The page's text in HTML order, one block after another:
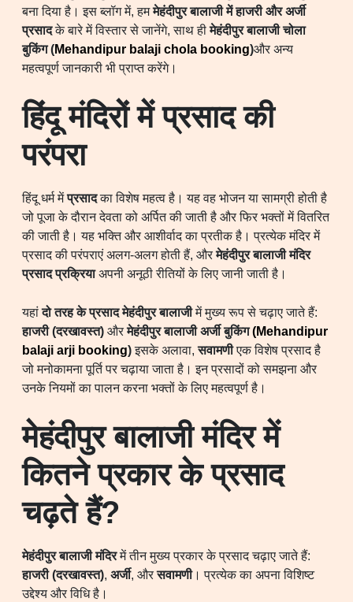
बना दिया है। इस ब्लॉग में, हममेहंदीपुर बालाजी में हाजरी और अर्जी
प्रसादके बारे में विस्तार से जानेंगे, साथ हीमेहंदीपुर बालाजी चोला
बुकिंग (Mehandipur balaji chola booking)और अन्य
महत्वपूर्ण जानकारी भी प्राप्त करेंगे।
हिंदू मंदिरों में प्रसाद की
परंपरा
हिंदू धर्म मेंप्रसादका विशेष महत्व है। यह वह भोजन या सामग्री होती है
जो पूजा के दौरान देवता को अर्पित की जाती है और फिर भक्तों में वितरित
की जाती है। यह भक्ति और आशीर्वाद का प्रतीक है। प्रत्येक मंदिर में
प्रसाद की परंपराएं अलग-अलग होती हैं, औरमेहंदीपुर बालाजी मंदिर
प्रसाद प्रक्रियाअपनी अनूठी रीतियों के लिए जानी जाती है।
यहांदो तरह के प्रसाद मेहंदीपुर बालाजीमें मुख्य रूप से चढ़ाए जाते हैं:
हाजरी (दरखावस्त) औरमेहंदीपुर बालाजी अर्जी बुकिंग(Mehandipur
balaji arji booking)इसके अलावा,सवामणीएक विशेष प्रसाद है
जो मनोकामना पूर्ति पर चढ़ाया जाता है। इन प्रसादों को समझना और
उनके नियमों का पालन करना भक्तों के लिए महत्वपूर्ण है।
मेहंदीपुर बालाजी मंदिर में
कितने प्रकार के प्रसाद
चढ़ते हैं?
मेहंदीपुर बालाजी मंदिरमें तीन मुख्य प्रकार के प्रसाद चढ़ाए जाते हैं:
हाजरी (दरखावस्त), अर्जी, औरसवामणी। प्रत्येक का अपना विशिष्ट
उद्देश्य और विधि है।